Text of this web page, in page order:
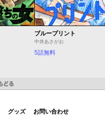
ブループリント
中井あさがお
5話無料
グッズ お問い合わせ